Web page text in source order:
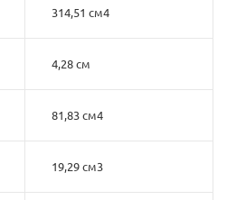
314,51 см4
4,28 см
81,83 см4
19,29 см3